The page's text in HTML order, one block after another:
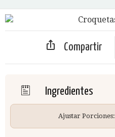
Compartir
Ingredientes
Ajustar Porciones: